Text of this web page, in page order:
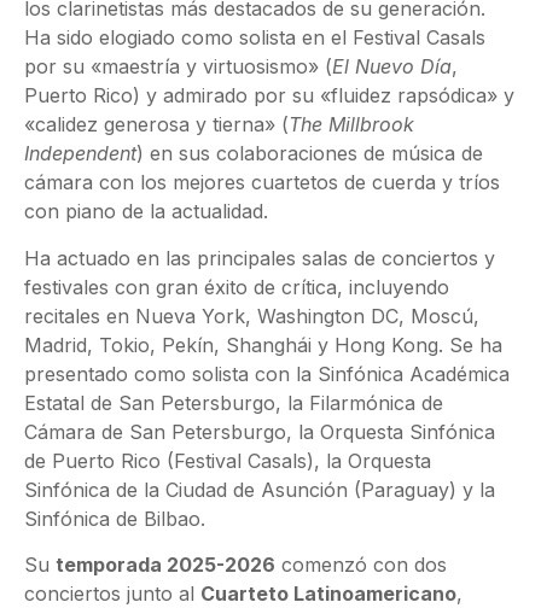
los clarinetistas más destacados de su generación.
Ha sido elogiado como solista en el Festival Casals
por su «maestría y virtuosismo» (El Nuevo Día,
Puerto Rico) y admirado por su «fluidez rapsódica» y
«calidez generosa y tierna» (The Millbrook
Independent) en sus colaboraciones de música de
cámara con los mejores cuartetos de cuerda y tríos
con piano de la actualidad.
Ha actuado en las principales salas de conciertos y
festivales con gran éxito de crítica, incluyendo
recitales en Nueva York, Washington DC, Moscú,
Madrid, Tokio, Pekín, Shanghái y Hong Kong. Se ha
presentado como solista con la Sinfónica Académica
Estatal de San Petersburgo, la Filarmónica de
Cámara de San Petersburgo, la Orquesta Sinfónica
de Puerto Rico (Festival Casals), la Orquesta
Sinfónica de la Ciudad de Asunción (Paraguay) y la
Sinfónica de Bilbao.
Su temporada 2025-2026 comenzó con dos
conciertos junto al Cuarteto Latinoamericano,